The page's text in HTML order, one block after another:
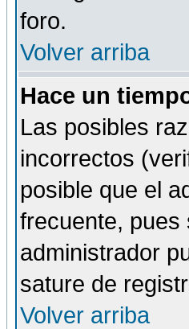
foro.
Volver arriba
Hace un
Las posibles
incorrectos
posible que el
frecuente, pues
administrador
sature de
Volver arriba